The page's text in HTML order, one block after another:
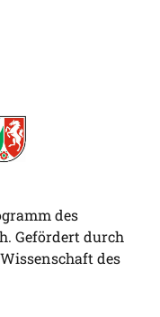
des
Gefördert durch
des